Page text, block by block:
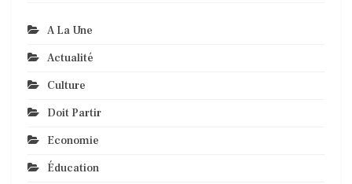
A La Une
Actualité
Culture
Doit Partir
Economie
Éducation